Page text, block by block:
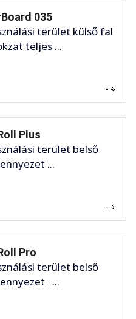
035
terület külső fal
teljes ...
Plus
terület belső
...
Pro
terület belső
...